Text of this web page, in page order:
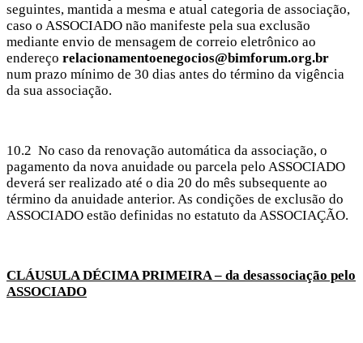
seguintes, mantida a mesma e atual categoria de associação,
caso o ASSOCIADO não manifeste pela sua exclusão
mediante envio de mensagem de correio eletrônico ao
endereço relacionamentoenegocios@bimforum.org.br
num prazo mínimo de 30 dias antes do término da vigência
da sua associação.
10.2 No caso da renovação automática da associação, o
pagamento da nova anuidade ou parcela pelo ASSOCIADO
deverá ser realizado até o dia 20 do mês subsequente ao
término da anuidade anterior. As condições de exclusão do
ASSOCIADO estão definidas no estatuto da ASSOCIAÇÃO.
CLÁUSULA DÉCIMA PRIMEIRA – da desassociação pelo
ASSOCIADO